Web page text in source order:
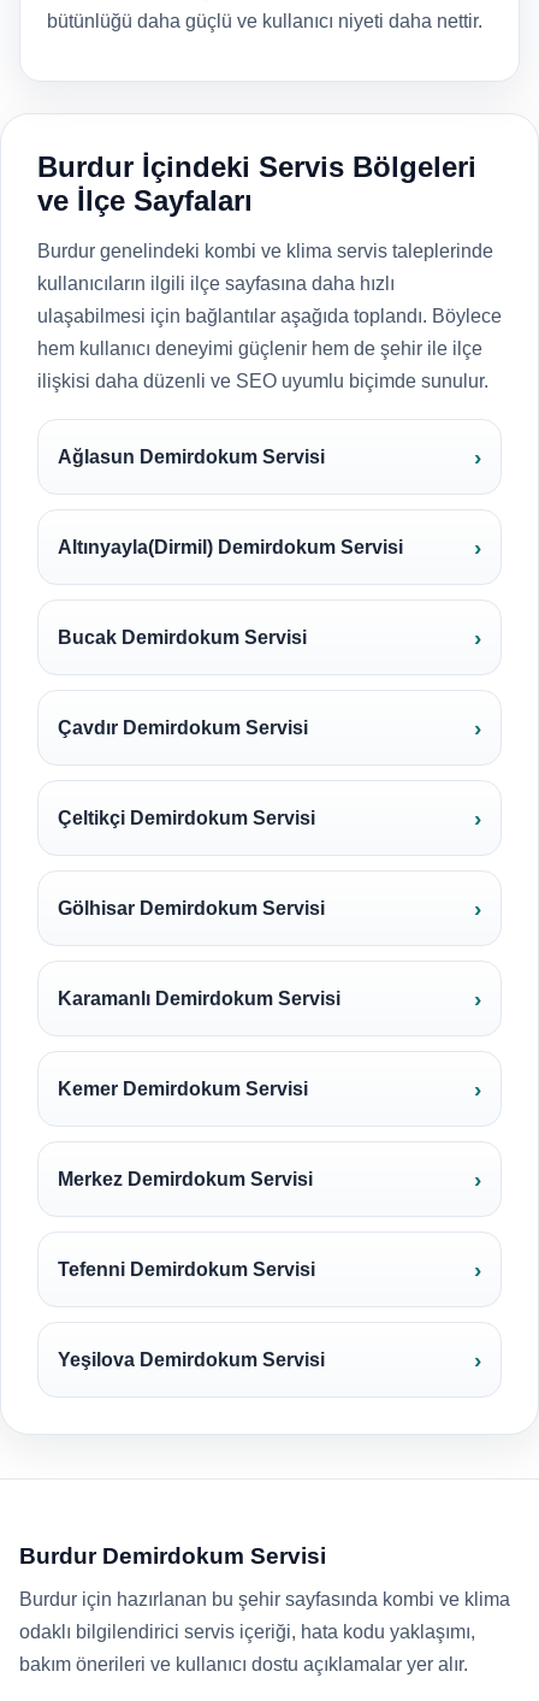
bütünlüğü daha güçlü ve kullanıcı niyeti daha nettir.
Burdur İçindeki Servis Bölgeleri
ve İlçe Sayfaları
Burdur genelindeki kombi ve klima servis taleplerinde
kullanıcıların ilgili ilçe sayfasına daha hızlı
ulaşabilmesi için bağlantılar aşağıda toplandı. Böylece
hem kullanıcı deneyimi güçlenir hem de şehir ile ilçe
ilişkisi daha düzenli ve SEO uyumlu biçimde sunulur.
Ağlasun Demirdokum Servisi
Altınyayla(Dirmil) Demirdokum Servisi
Bucak Demirdokum Servisi
Çavdır Demirdokum Servisi
Çeltikçi Demirdokum Servisi
Gölhisar Demirdokum Servisi
Karamanlı Demirdokum Servisi
Kemer Demirdokum Servisi
Merkez Demirdokum Servisi
Tefenni Demirdokum Servisi
Yeşilova Demirdokum Servisi
Burdur Demirdokum Servisi
Burdur için hazırlanan bu şehir sayfasında kombi ve klima
odaklı bilgilendirici servis içeriği, hata kodu yaklaşımı,
bakım önerileri ve kullanıcı dostu açıklamalar yer alır.